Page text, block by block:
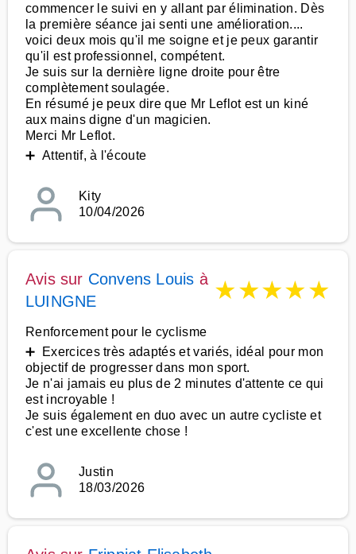
commencer le suivi en y allant par élimination. Dès
la première séance jai senti une amélioration....
voici deux mois qu'il me soigne et je peux garantir
qu'il est professionnel, compétent.
Je suis sur la dernière ligne droite pour être
complètement soulagée.
En résumé je peux dire que Mr Leflot est un kiné
aux mains digne d'un magicien.
Merci Mr Leflot.
➕ Attentif, à l'écoute
Kity
10/04/2026
Avis sur Convens Louis à
LUINGNE
★★★★★
Renforcement pour le cyclisme
➕ Exercices très adaptés et variés, idéal pour mon
objectif de progresser dans mon sport.
Je n'ai jamais eu plus de 2 minutes d'attente ce qui
est incroyable !
Je suis également en duo avec un autre cycliste et
c'est une excellente chose !
Justin
18/03/2026